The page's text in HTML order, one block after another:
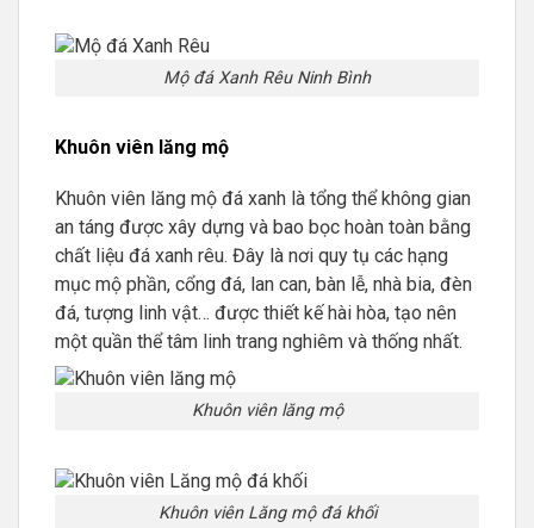
Mộ đá Xanh Rêu Ninh Bình
Khuôn viên lăng mộ
Khuôn viên lăng mộ đá xanh là tổng thể không gian
an táng được xây dựng và bao bọc hoàn toàn bằng
chất liệu đá xanh rêu. Đây là nơi quy tụ các hạng
mục mộ phần, cổng đá, lan can, bàn lễ, nhà bia, đèn
đá, tượng linh vật… được thiết kế hài hòa, tạo nên
một quần thể tâm linh trang nghiêm và thống nhất.
Khuôn viên lăng mộ
Khuôn viên Lăng mộ đá khối